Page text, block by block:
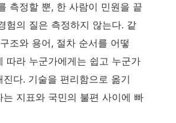
측정할 뿐, 한 사람이 민원을 끝
험의 질은 측정하지 않는다. 같
조와 용어, 절차 순서를 어떻
따라 누군가에게는 쉽고 누군가
진다. 기술을 편리함으로 옮기
는 지표와 국민의 불편 사이에 빠